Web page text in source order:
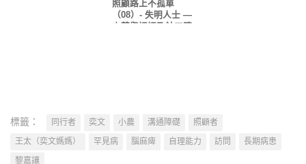
照顧路上不孤單
（08）- 失明人士 —
少蘭與媽媽及社工陳
標籤： 同行者 奕文 小農 溝通障礎
照顧者
王太（奕文媽媽）
罕見病 腦麻痺 自理能力 訪問
長期病患
黎嘉讓